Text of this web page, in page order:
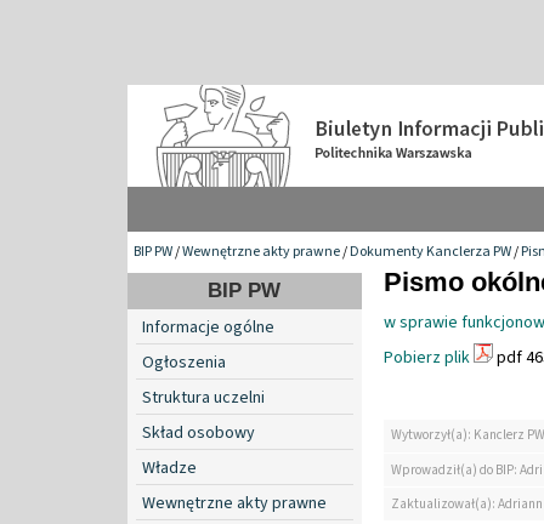
BIP PW/Wewnętrzne akty prawne/Dokumenty Kanclerza PW/
BIP PW
Informacje ogólne
Ogłoszenia
Struktura uczelni
Skład osobowy
Władze
Wewnętrzne akty prawne
Pismo
w sprawie
Pobierz plik
pdf
Wytworzył(a): Kanclerz PW
Wprowadził(a) do BIP:
Zaktualizował(a):